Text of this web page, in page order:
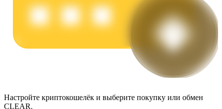
Силовая свинья
Получайте конкурентные награды ежедневно
Настройте криптокошелёк и выберите покупку или обмен
CLEAR.